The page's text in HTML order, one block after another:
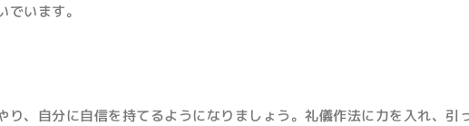
います。
り、自分に自信を持てるようになりましょう。礼儀作法に力を入れ、引